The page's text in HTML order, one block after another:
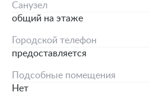
Санузел
общий на этаже
Городской телефон
предоставляется
Подсобные помещения
Нет